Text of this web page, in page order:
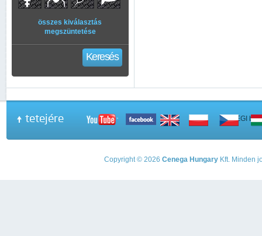
összes kiválasztás
megszüntetése
Keresés
tetejére A PEGI
Copyright © 2026 Cenega Hungary Kft. Minden